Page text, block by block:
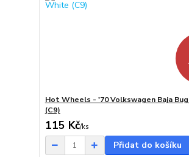
Hot Wheels - '70 Volkswagen Baja
(C9)
115 Kč/ks
Přidat do košíku